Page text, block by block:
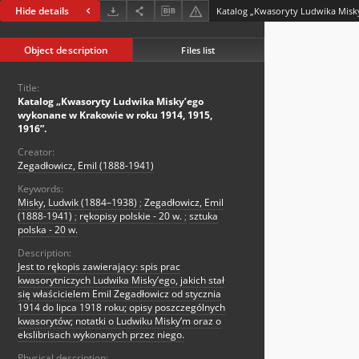
Hide details
Object description Files list
Title:
Katalog „Kwasoryty Ludwika Misky’ego
wykonane w Krakowie w roku 1914, 1915,
1916”.
Creator:
Zegadłowicz, Emil (1888-1941)
Keywords:
Misky, Ludwik (1884–1938) ; Zegadłowicz, Emil
(1888-1941) ; rękopisy polskie - 20 w. ; sztuka
polska - 20 w.
Description:
Jest to rękopis zawierający: spis prac
kwasorytniczych Ludwika Misky’ego, jakich stał
się właścicielem Emil Zegadłowicz od stycznia
1914 do lipca 1918 roku; opisy poszczególnych
kwasorytów; notatki o Ludwiku Misky’m oraz o
ekslibrisach wykonanych przez niego.